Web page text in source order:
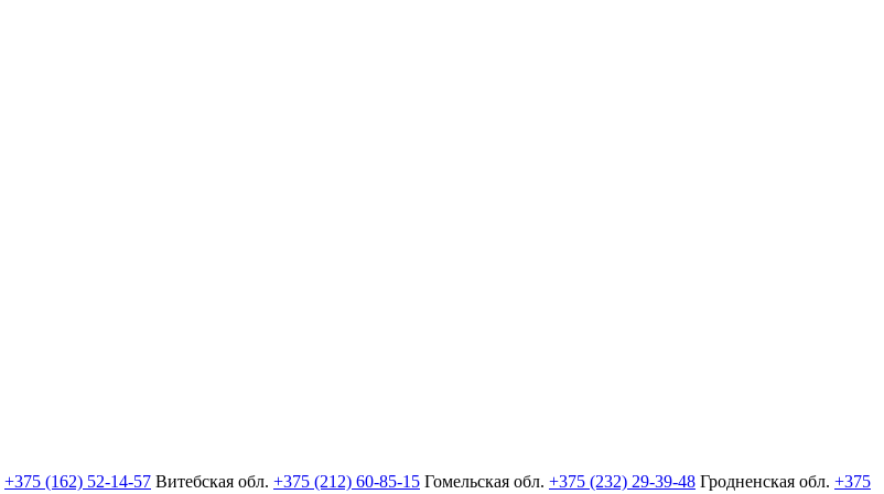
+375 (162) 52-14-57 Витебская обл. +375 (212) 60-85-15 Гомельская обл. +375 (232) 29-39-48 Гродненская обл. +375